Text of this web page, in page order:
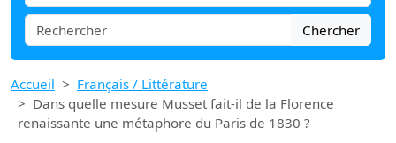
Chercher
Accueil
Français / Littérature
Dans quelle mesure Musset fait-il de la Florence
renaissante une métaphore du Paris de 1830 ?